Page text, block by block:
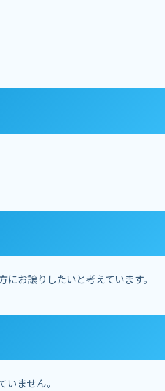
お譲りしたいと考えています。
ません。